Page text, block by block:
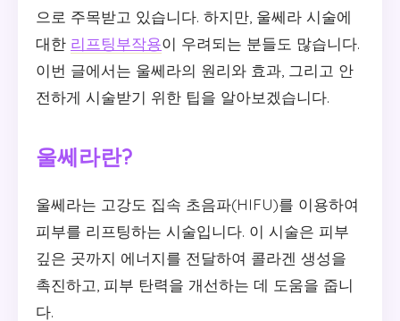
으로 주목받고 있습니다. 하지만, 울쎄라 시술에
대한 리프팅부작용이 우려되는 분들도 많습니다.
이번 글에서는 울쎄라의 원리와 효과, 그리고 안
전하게 시술받기 위한 팁을 알아보겠습니다.
울쎄라란?
울쎄라는 고강도 집속 초음파(HIFU)를 이용하여
피부를 리프팅하는 시술입니다. 이 시술은 피부
깊은 곳까지 에너지를 전달하여 콜라겐 생성을
촉진하고, 피부 탄력을 개선하는 데 도움을 줍니
다.